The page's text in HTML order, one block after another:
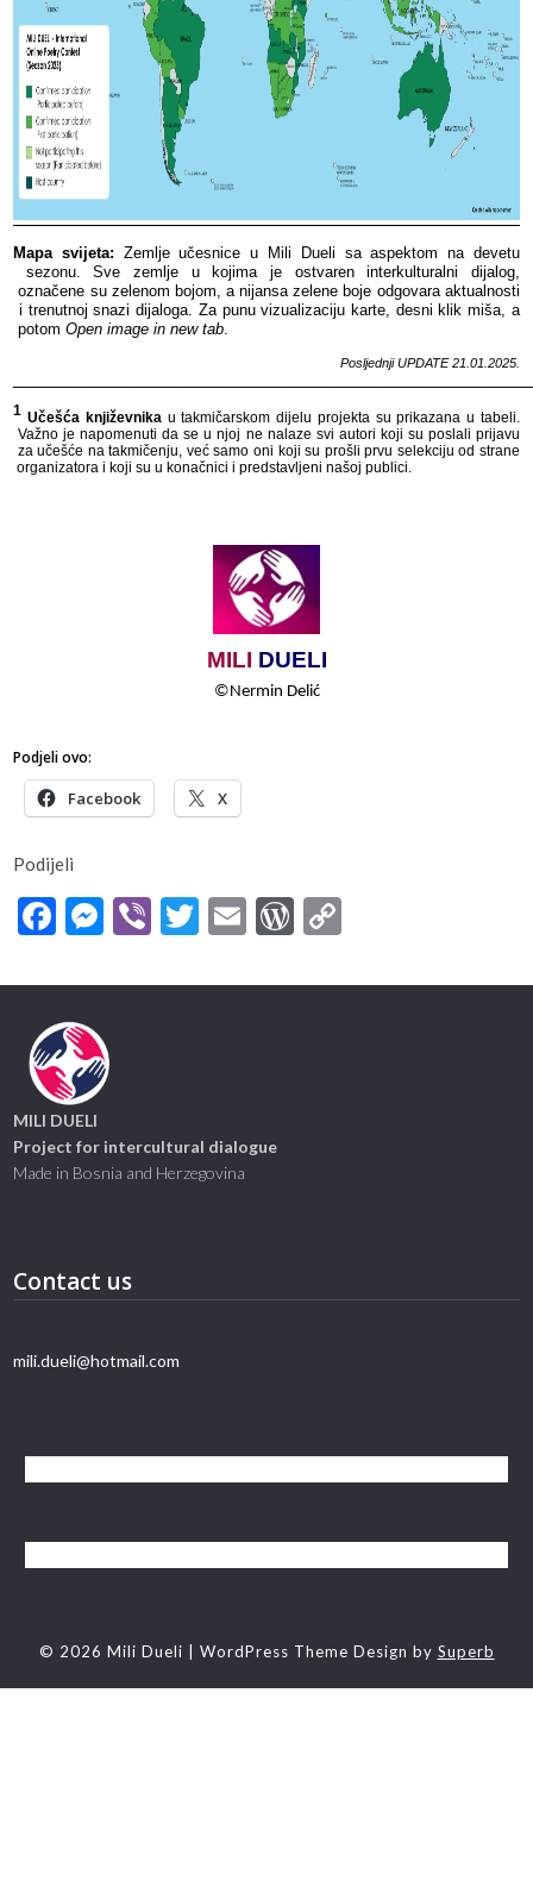
Mapa​​ svijeta: ​​ Zemlje​​ učesnice​​ u​​ Mili​​ Dueli​​ sa​​ aspektom​​ na​​ devetu​​
sezonu.​​ Sve​​ zemlje​​ u​​ kojima​​ je​​ ostvaren​​ interkulturalni​​ dijalog,​​
označene​​ su​​ zelenom​​ bojom,​​ a​​ nijansa​​ zelene​​ boje​​ odgovara​​ aktualnosti​​
i​​ trenutnoj​​ snazi​​ dijaloga.​​ Za​​ punu​​ vizualizaciju​​ karte,​​ desni​​ klik​​ miša,​​ a​​
potom​​Open​​ image​​ in​​ new​​ tab
Posljednji​​ UPDATE​​ 21 .01.2025.
1 Učešća​​ književnika​​ u​​ takmičarskom​​ dijelu​​ projekta​​ su​​ prikazana​​ u​​ tabeli.​​
Važno​​ je​​ napomenuti​​ da​​ se​​ u​​ njoj​​ ne​​ nalaze​​ svi​​ autori​​ koji​​ su​​ poslali​​ prijavu​​
za​​ učešće​​ na​​ takmičenju,​​ već​​ samo​​ oni​​ koji​​ su​​ prošli​​ prvu​​ selekciju​​ od​​ strane​​
organizatora​​ i​​ koji​​ su​​ u​​ konačnici​​ i​​ predstavljeni​​ našoj​​ publici.​​
MILI DUELI
©Nermin​​ Delić
Podjeli ovo:
Facebook X
Podijeli
Facebook
Messenger
ViberTwitter
EmailWordPress
MILI DUELI
Project for intercultural dialogue
Made in Bosnia and Herzegovina
Contact us
mili.dueli@hotmail.com
© 2026 Mili Dueli | WordPress Theme Design by Superb